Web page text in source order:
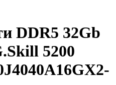
DDR5 32Gb
5200